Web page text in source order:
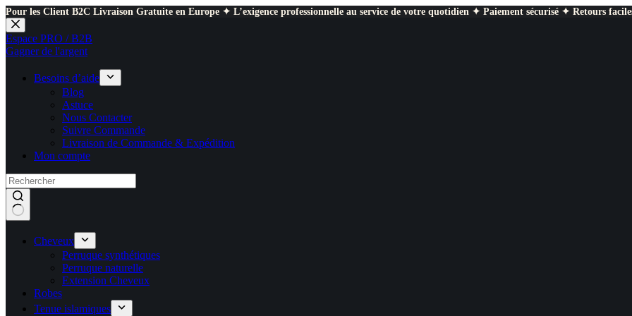
Pour les Client B2C Livraison Gratuite en Europe ✦ L’exigence professionnelle au service de votre quotidien ✦ Paiement sécurisé ✦ Retours
Passer
au
contenu
Espace PRO / B2B
Gagner de l'argent
Besoins d’aide
Blog
Astuce
Nous Contacter
Suivre Commande
Livraison de Commande & Expédition
Mon compte
Cheveux
Perruque synthétiques
Perruque naturelle
Extension Cheveux
Robes
Tenue islamiques